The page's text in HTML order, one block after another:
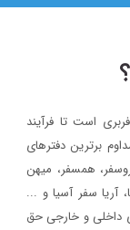
است تا فرآیند
برترین دفترهای
همسفر، میهن‌
آریا سفر آسیا و ...
داخلی و خارجی حق